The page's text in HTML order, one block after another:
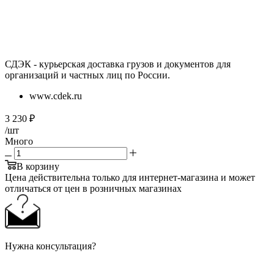
СДЭК - курьерская доставка грузов и документов для
организаций и частных лиц по России.
www.cdek.ru
3 230 ₽
/шт
Много
В корзину
Цена действительна только для интернет-магазина и может
отличаться от цен в розничных магазинах
Нужна консультация?